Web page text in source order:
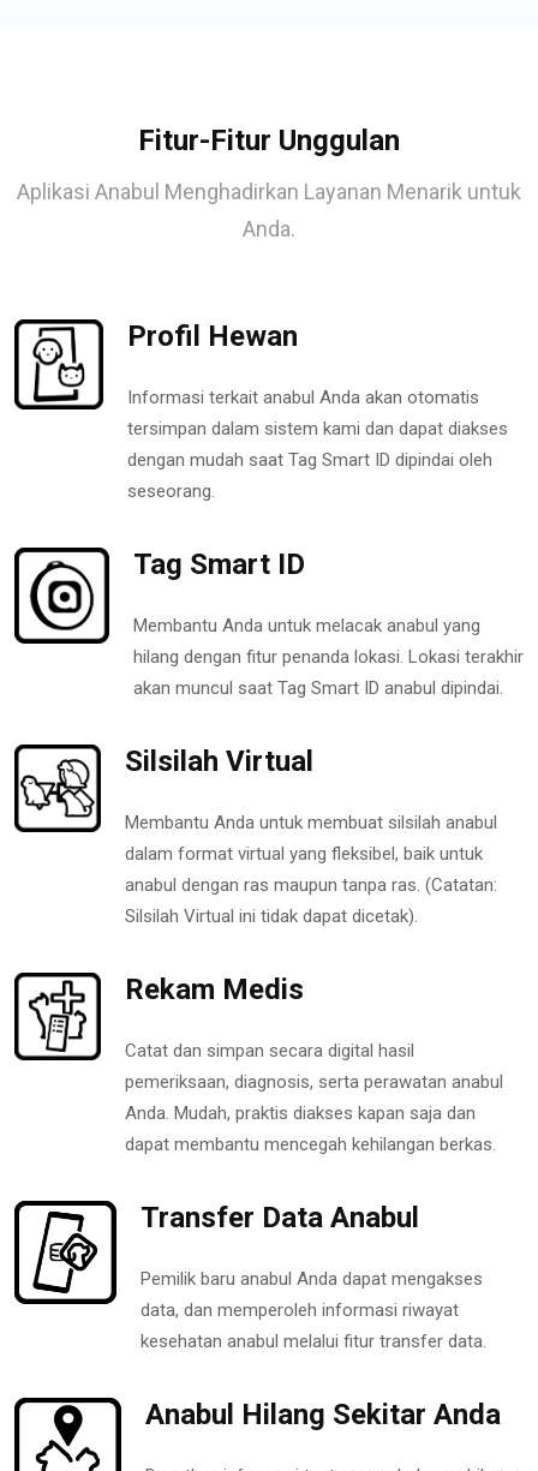
Fitur-Fitur Unggulan
Aplikasi Anabul Menghadirkan Layanan Menarik untuk
Anda.
Profil Hewan
Informasi terkait anabul Anda akan otomatis
tersimpan dalam sistem kami dan dapat diakses
dengan mudah saat Tag Smart ID dipindai oleh
seseorang.
Tag Smart ID
Membantu Anda untuk melacak anabul yang
hilang dengan fitur penanda lokasi. Lokasi terakhir
akan muncul saat Tag Smart ID anabul dipindai.
Silsilah Virtual
Membantu Anda untuk membuat silsilah anabul
dalam format virtual yang fleksibel, baik untuk
anabul dengan ras maupun tanpa ras. (Catatan:
Silsilah Virtual ini tidak dapat dicetak).
Rekam Medis
Catat dan simpan secara digital hasil
pemeriksaan, diagnosis, serta perawatan anabul
Anda. Mudah, praktis diakses kapan saja dan
dapat membantu mencegah kehilangan berkas.
Transfer Data Anabul
Pemilik baru anabul Anda dapat mengakses
data, dan memperoleh informasi riwayat
kesehatan anabul melalui fitur transfer data.
Anabul Hilang Sekitar Anda